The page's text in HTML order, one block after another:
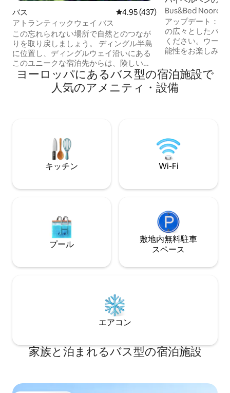
バス レビュー437件、5つ星中4.95つ
4.95 (437)
アトランティックウェイ バス
この忘れられない場所で自然とのつなが
りを取り戻しましょう。 ディングル半島
に位置し、ディングルウェイ沿いにある
このユニークな宿泊先からは、険しい
山々と静かな海の景色を楽しめます。 ト
ラリーからわずか15 km、ディングルから
30 kmの中心部に位置し、両方の町と壮
ッド、インスタント温水、シャワー、調
理設備、思い出に残る滞在のための十分
なスペースを備えています。
Bus&Bed
リラックス
アップデート：ポ
の広々としたバス
ください。ウー
能性をお楽しみ
サイクリングを楽
スには次の設備が
ったキッチン -広
は提供されなくな
ヨーロッパにあるバス型の宿泊施設で
人気のアメニティ・設備
キッチン Wi-Fi
プール
敷地内無料駐⁠車
ス⁠ペ⁠ー⁠ス
エアコン
家族と泊まれるバス型の宿泊施設